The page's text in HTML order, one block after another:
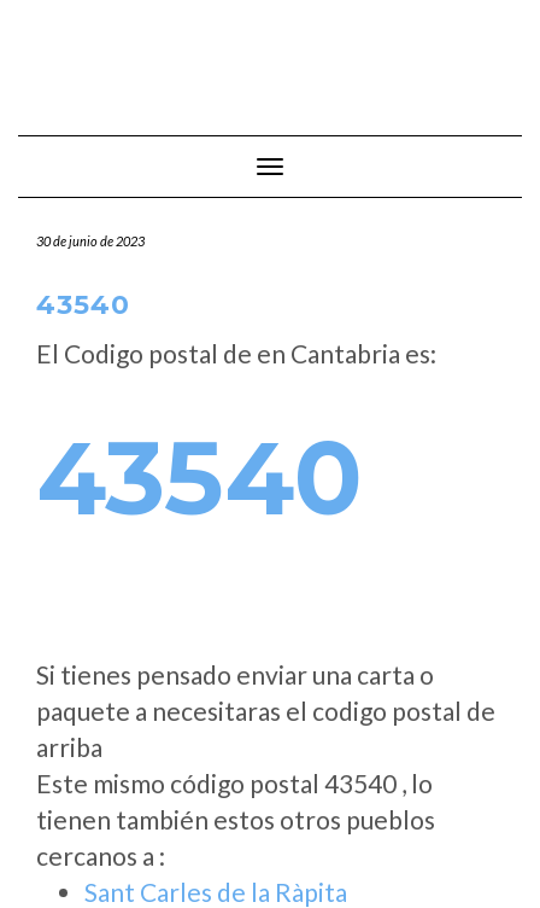
Cambiar modo de navegación
30 de junio de 2023
43540
El Codigo postal de en Cantabria es:
43540
Si tienes pensado enviar una carta o
paquete a necesitaras el codigo postal de
arriba
Este mismo código postal 43540 , lo
tienen también estos otros pueblos
cercanos a :
Sant Carles de la Ràpita